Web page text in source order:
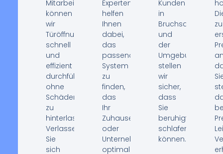
Mitarbeiter
können
wir
Türöffnungen
schnell
und
effizient
durchführen,
ohne
Schäden
zu
hinterlassen.
Verlassen
Sie
sich
Experten
helfen
Ihnen
dabei,
das
passende
System
zu
finden,
das
Ihr
Zuhause
oder
Unternehmen
optimal
Kunden
in
Bruchsal
und
der
Umgebung
stellen
wir
sicher,
dass
Sie
beruhigt
schlafen
können.
zu